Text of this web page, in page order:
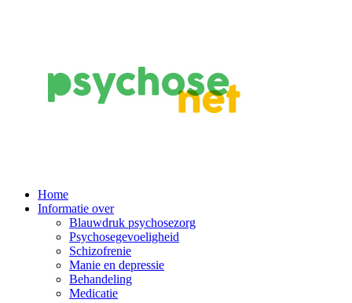
Main
Navigation
Home
Informatie over
Blauwdruk psychosezorg
Psychosegevoeligheid
Schizofrenie
Manie en depressie
Behandeling
Medicatie